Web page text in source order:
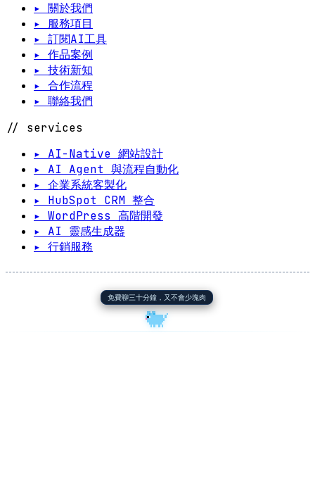
▸ 關於我們
▸ 服務項目
▸ 訂閱AI工具
▸ 作品案例
▸ 技術新知
▸ 合作流程
▸ 聯絡我們
// services
▸ AI-Native 網站設計
▸ AI Agent 與流程自動化
▸ 企業系統客製化
▸ HubSpot CRM 整合
▸ WordPress 高階開發
▸ AI 靈感生成器
▸ 行銷服務
免費聊三十分鐘，又不會少塊肉